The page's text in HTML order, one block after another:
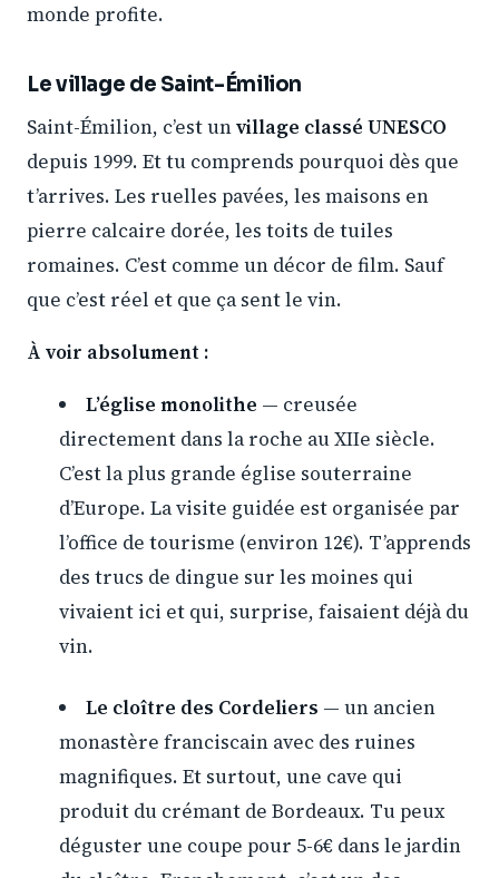
monde profite.
Le village de Saint-Émilion
Saint-Émilion, c’est unvillage classé UNESCO
depuis 1999. Et tu comprends pourquoi dès que
t’arrives. Les ruelles pavées, les maisons en
pierre calcaire dorée, les toits de tuiles
romaines. C’est comme un décor de film. Sauf
que c’est réel et que ça sent le vin.
À voir absolument :
L’église monolithe — creusée
directement dans la roche au XIIe siècle.
C’est la plus grande église souterraine
d’Europe. La visite guidée est organisée par
l’office de tourisme (environ 12€). T’apprends
des trucs de dingue sur les moines qui
vivaient ici et qui, surprise, faisaient déjà du
vin.
Le cloître des Cordeliers — un ancien
monastère franciscain avec des ruines
magnifiques. Et surtout, une cave qui
produit du crémant de Bordeaux. Tu peux
déguster une coupe pour 5-6€ dans le jardin